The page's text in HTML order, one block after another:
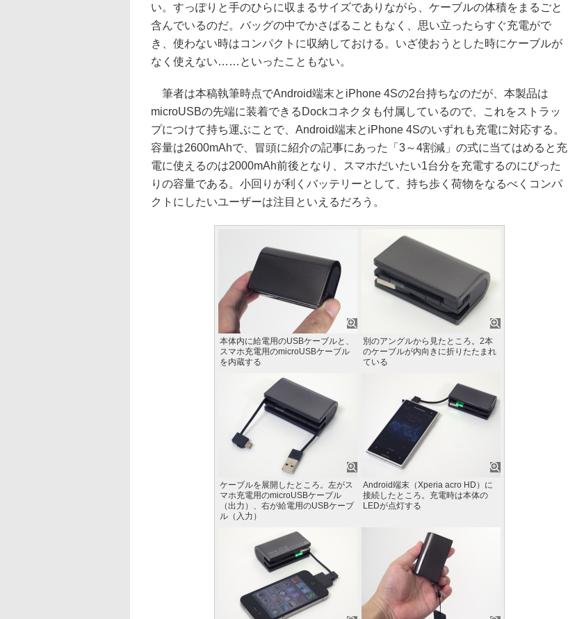
い。すっぽりと手のひらに収まるサイズでありながら、ケーブルの体積をまるごと
含んでいるのだ。バッグの中でかさばることもなく、思い立ったらすぐ充電がで
き、使わない時はコンパクトに収納しておける。いざ使おうとした時にケーブルが
なく使えない……といったこともない。
筆者は本稿執筆時点でAndroid端末とiPhone 4Sの2台持ちなのだが、本製品は
microUSBの先端に装着できるDockコネクタも付属しているので、これをストラッ
プにつけて持ち運ぶことで、Android端末とiPhone 4Sのいずれも充電に対応する。
容量は2600mAhで、冒頭に紹介の記事にあった「3～4割減」の式に当てはめると充
電に使えるのは2000mAh前後となり、スマホだいたい1台分を充電するのにぴった
りの容量である。小回りが利くバッテリーとして、持ち歩く荷物をなるべくコンパ
クトにしたいユーザーは注目といえるだろう。
本体内に給電用のUSBケーブルと、
スマホ充電用のmicroUSBケーブル
を内蔵する
別のアングルから見たところ。2本
のケーブルが内向きに折りたたまれ
ている
ケーブルを展開したところ。左がス
マホ充電用のmicroUSBケーブル
（出力）、右が給電用のUSBケーブ
ル（入力）
Android端末（Xperia acro HD）に
接続したところ。充電時は本体の
LEDが点灯する